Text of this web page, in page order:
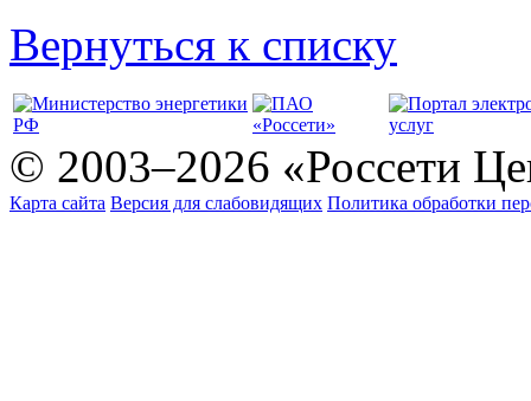
Вернуться к списку
© 2003–2026 «Россети
Карта сайта Версия для слабовидящих Политика обработки